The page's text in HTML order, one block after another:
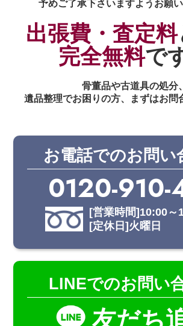
予めご了承下さいますようお願い
出張費・査定料
完全無料で
骨董品や古道具の処分、
遺品整理でお困りの方、まずはお問
お電話でのお問い
0120-910-
[営業時間]10:00
[定休日]火曜日
LINEでのお問い
友だち